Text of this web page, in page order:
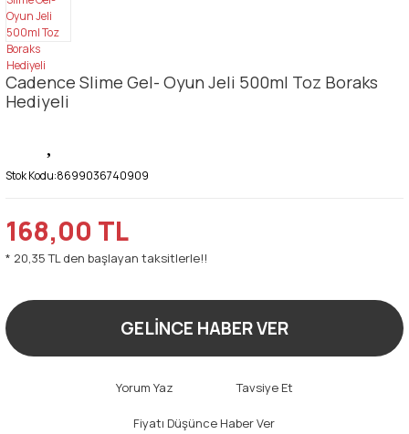
Cadence Slime Gel- Oyun Jeli 500ml Toz Boraks
Hediyeli
Stok Kodu:8699036740909
168,00 TL
* 20,35 TL den başlayan taksitlerle!!
GELİNCE HABER VER
Yorum Yaz Tavsiye Et
Fiyatı Düşünce Haber Ver